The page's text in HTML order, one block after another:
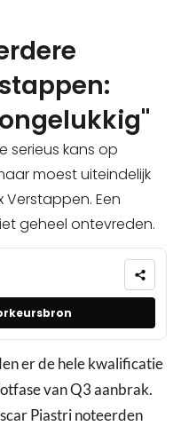
serieus kans op
moest uiteindelijk
Verstappen. Een
geheel ontevreden.
er de hele kwalificatie
van Q3 aanbrak.
Piastri noteerden